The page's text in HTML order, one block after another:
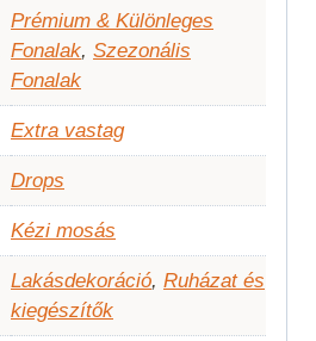
Prémium & Különleges
Fonalak, Szezonális
Fonalak
Extra vastag
Drops
Kézi mosás
Lakásdekoráció, Ruházat és
kiegészítők